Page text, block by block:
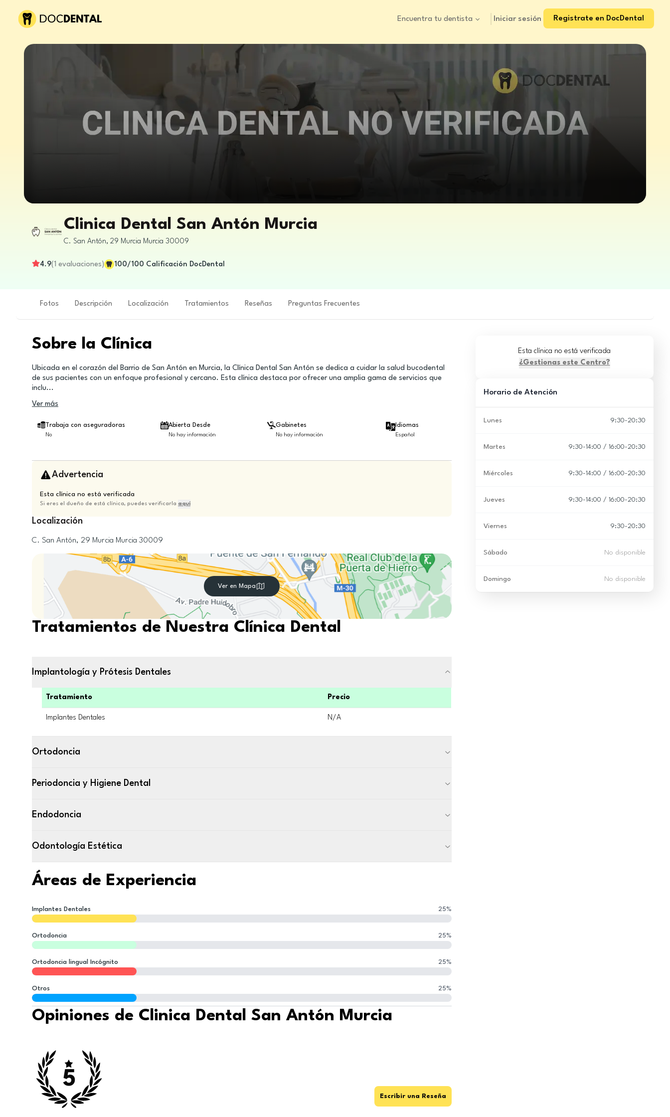
Encuentra tu dentista Iniciar sesión Registrate en DocDental
Clinica Dental San Antón Murcia
C. San Antón, 29 Murcia Murcia 30009
4.9(1 evaluaciones) 100/100 Calificación DocDental
Fotos Descripción Localización Tratamientos Reseñas Preguntas Frecuentes
Sobre la Clínica
Ubicada en el corazón del Barrio de San Antón en Murcia, la Clínica Dental San Antón se dedica a cuidar la salud bucodental
de sus pacientes con un enfoque profesional y cercano. Esta clínica destaca por ofrecer una amplia gama de servicios que
inclu...
Ver más
Trabaja con aseguradoras
No
Abierta Desde
No hay información
Gabinetes
No hay información
Idiomas
Español
Advertencia
Esta clínica no está verificada
Si eres el dueño de está clínica, puedes verificarla aquí
Localización
C. San Antón, 29 Murcia Murcia 30009
Ver en Mapa
Tratamientos de Nuestra Clínica Dental
Implantología y Prótesis Dentales
Tratamiento Precio
Implantes Dentales N/A
Ortodoncia
Periodoncia y Higiene Dental
Endodoncia
Odontología Estética
Áreas de Experiencia
Implantes Dentales 25%
Ortodoncia 25%
Ortodoncia lingual Incógnito 25%
Otros 25%
Opiniones de Clinica Dental San Antón Murcia
5
Escribir una Reseña
Esta clínica no está verificada
¿Gestionas este Centro?
Horario de Atención
Lunes 9:30-20:30
Martes 9:30-14:00 / 16:00-20:30
Miércoles 9:30-14:00 / 16:00-20:30
Jueves 9:30-14:00 / 16:00-20:30
Viernes 9:30-20:30
Sábado No disponible
Domingo No disponible